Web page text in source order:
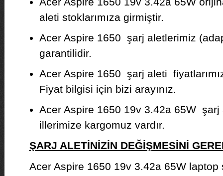
aleti stoklarımıza girmiştir.
Acer Aspire 1650 şarj aletlerimiz
garantilidir.
Acer Aspire 1650 şarj aleti
Fiyat bilgisi için bizi arayınız.
Acer Aspire 1650 19v 3.42a 65W şarj
illerimize kargomuz vardır.
ŞARJ ALETİNİZİN DEĞİŞMESİNİ
Acer Aspire 1650 19v 3.42a 65W laptop